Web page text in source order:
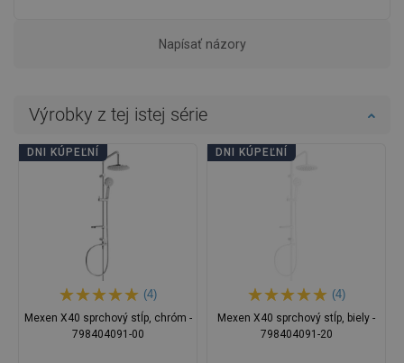
Napísať názory
Výrobky z tej istej série
DNI KÚPEĽNÍ
(4)
Mexen X40 sprchový stĺp, chróm -
798404091-00
DNI KÚPEĽNÍ
(4)
Mexen X40 sprchový stĺp, biely -
798404091-20